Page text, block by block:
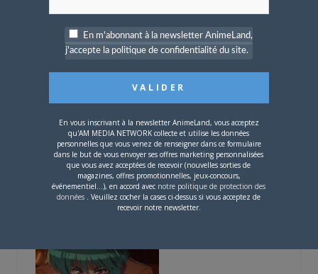
– Spécial Posters est
disponible !
4 AOÛT 2026 0
Une nouvelle série TV
Digimon en préparation
pour 2027
En m'abonnant à la newsletter AnimeLand,
j'accepte la politique de confidentialité du site.
En vous inscrivant à la newsletter AnimeLand, vous acceptez
qu'AM MEDIA NETWORK collecte et utilise les données
personnelles que vous venez de renseigner dans ce formulaire
dans le but de vous envoyer ses offres marketing personnalisées
que vous avez acceptées de recevoir (nouvelles sorties de
magazines, offres promotionnelles, jeux-concours,
événementiel...), en accord avec notre politique de protection des
données . Veuillez cocher la cases ci-dessus si vous acceptez de
recevoir notre newsletter.